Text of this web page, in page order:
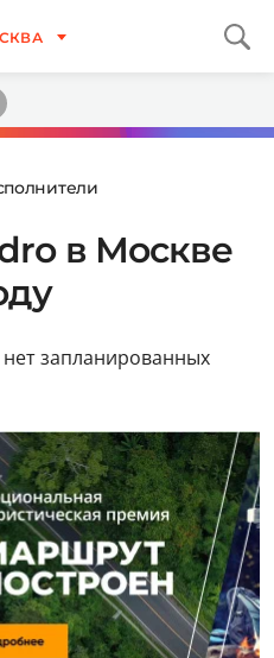
в Москве
запланированных